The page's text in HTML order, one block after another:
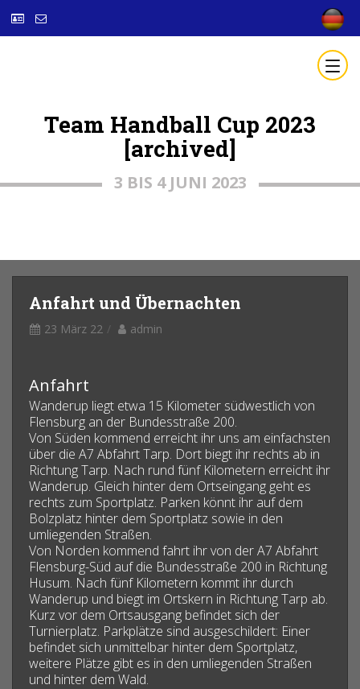
Team Handball Cup 2023
[archived]
3 BIS 4 JUNI 2023
Anfahrt und Übernachten
23 März 22 admin
Anfahrt
Wanderup liegt etwa 15 Kilometer südwestlich von
Flensburg an der Bundesstraße 200.
Von Süden kommend erreicht ihr uns am einfachsten
über die A7 Abfahrt Tarp. Dort biegt ihr rechts ab in
Richtung Tarp. Nach rund fünf Kilometern erreicht ihr
Wanderup. Gleich hinter dem Ortseingang geht es
rechts zum Sportplatz. Parken könnt ihr auf dem
Bolzplatz hinter dem Sportplatz sowie in den
umliegenden Straßen.
Von Norden kommend fahrt ihr von der A7 Abfahrt
Flensburg-Süd auf die Bundesstraße 200 in Richtung
Husum. Nach fünf Kilometern kommt ihr durch
Wanderup und biegt im Ortskern in Richtung Tarp ab.
Kurz vor dem Ortsausgang befindet sich der
Turnierplatz. Parkplätze sind ausgeschildert: Einer
befindet sich unmittelbar hinter dem Sportplatz,
weitere Plätze gibt es in den umliegenden Straßen
und hinter dem Wald.